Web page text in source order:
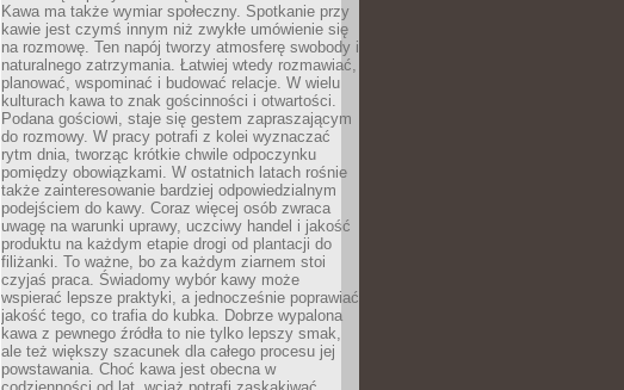
Kawa ma także wymiar społeczny. Spotkanie przy
kawie jest czymś innym niż zwykłe umówienie się
na rozmowę. Ten napój tworzy atmosferę swobody i
naturalnego zatrzymania. Łatwiej wtedy rozmawiać,
planować, wspominać i budować relacje. W wielu
kulturach kawa to znak gościnności i otwartości.
Podana gościowi, staje się gestem zapraszającym
do rozmowy. W pracy potrafi z kolei wyznaczać
rytm dnia, tworząc krótkie chwile odpoczynku
pomiędzy obowiązkami. W ostatnich latach rośnie
także zainteresowanie bardziej odpowiedzialnym
podejściem do kawy. Coraz więcej osób zwraca
uwagę na warunki uprawy, uczciwy handel i jakość
produktu na każdym etapie drogi od plantacji do
filiżanki. To ważne, bo za każdym ziarnem stoi
czyjaś praca. Świadomy wybór kawy może
wspierać lepsze praktyki, a jednocześnie poprawiać
jakość tego, co trafia do kubka. Dobrze wypalona
kawa z pewnego źródła to nie tylko lepszy smak,
ale też większy szacunek dla całego procesu jej
powstawania. Choć kawa jest obecna w